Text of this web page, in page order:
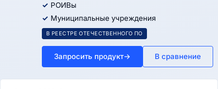
РОИВы
Муниципальные учреждения
В РЕЕСТРЕ ОТЕЧЕСТВЕННОГО ПО
Запросить продукт→ В сравнение